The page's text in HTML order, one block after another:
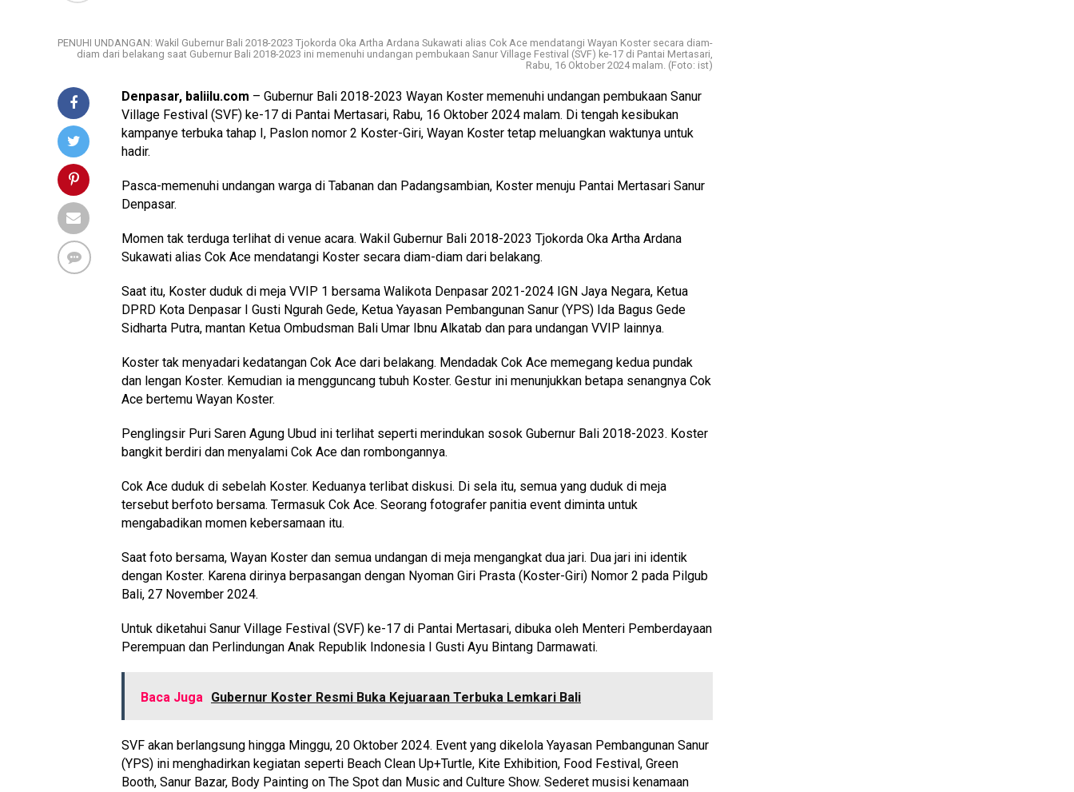
PENUHI UNDANGAN: Wakil Gubernur Bali 2018-2023 Tjokorda Oka Artha Ardana Sukawati alias Cok Ace mendatangi Wayan Koster secara diam-
diam dari belakang saat Gubernur Bali 2018-2023 ini memenuhi undangan pembukaan Sanur Village Festival (SVF) ke-17 di Pantai Mertasari,
Rabu, 16 Oktober 2024 malam. (Foto: ist)
Denpasar, baliilu.com – Gubernur Bali 2018-2023 Wayan Koster memenuhi undangan pembukaan Sanur
Village Festival (SVF) ke-17 di Pantai Mertasari, Rabu, 16 Oktober 2024 malam. Di tengah kesibukan
kampanye terbuka tahap I, Paslon nomor 2 Koster-Giri, Wayan Koster tetap meluangkan waktunya untuk
hadir.
Pasca-memenuhi undangan warga di Tabanan dan Padangsambian, Koster menuju Pantai Mertasari Sanur
Denpasar.
Momen tak terduga terlihat di venue acara. Wakil Gubernur Bali 2018-2023 Tjokorda Oka Artha Ardana
Sukawati alias Cok Ace mendatangi Koster secara diam-diam dari belakang.
Saat itu, Koster duduk di meja VVIP 1 bersama Walikota Denpasar 2021-2024 IGN Jaya Negara, Ketua
DPRD Kota Denpasar I Gusti Ngurah Gede, Ketua Yayasan Pembangunan Sanur (YPS) Ida Bagus Gede
Sidharta Putra, mantan Ketua Ombudsman Bali Umar Ibnu Alkatab dan para undangan VVIP lainnya.
Koster tak menyadari kedatangan Cok Ace dari belakang. Mendadak Cok Ace memegang kedua pundak
dan lengan Koster. Kemudian ia mengguncang tubuh Koster. Gestur ini menunjukkan betapa senangnya Cok
Ace bertemu Wayan Koster.
Penglingsir Puri Saren Agung Ubud ini terlihat seperti merindukan sosok Gubernur Bali 2018-2023. Koster
bangkit berdiri dan menyalami Cok Ace dan rombongannya.
Cok Ace duduk di sebelah Koster. Keduanya terlibat diskusi. Di sela itu, semua yang duduk di meja
tersebut berfoto bersama. Termasuk Cok Ace. Seorang fotografer panitia event diminta untuk
mengabadikan momen kebersamaan itu.
Saat foto bersama, Wayan Koster dan semua undangan di meja mengangkat dua jari. Dua jari ini identik
dengan Koster. Karena dirinya berpasangan dengan Nyoman Giri Prasta (Koster-Giri) Nomor 2 pada Pilgub
Bali, 27 November 2024.
Untuk diketahui Sanur Village Festival (SVF) ke-17 di Pantai Mertasari, dibuka oleh Menteri Pemberdayaan
Perempuan dan Perlindungan Anak Republik Indonesia I Gusti Ayu Bintang Darmawati.
Baca Juga Gubernur Koster Resmi Buka Kejuaraan Terbuka Lemkari Bali
SVF akan berlangsung hingga Minggu, 20 Oktober 2024. Event yang dikelola Yayasan Pembangunan Sanur
(YPS) ini menghadirkan kegiatan seperti Beach Clean Up+Turtle, Kite Exhibition, Food Festival, Green
Booth, Sanur Bazar, Body Painting on The Spot dan Music and Culture Show. Sederet musisi kenamaan